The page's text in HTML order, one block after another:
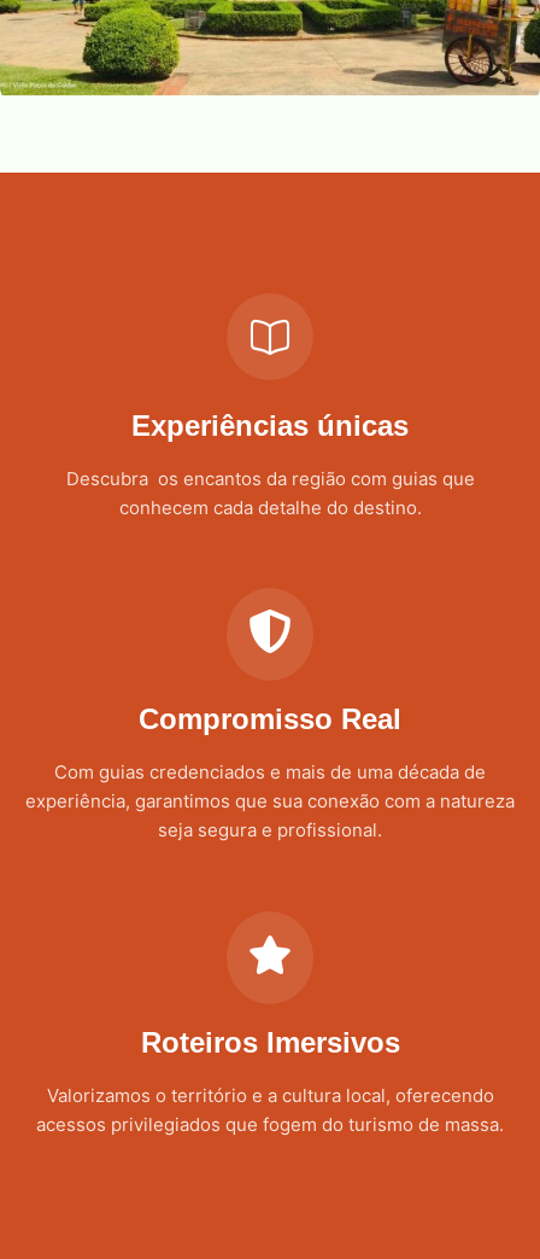
Experiências únicas
Descubra os encantos da região com guias que
conhecem cada detalhe do destino.
Compromisso Real
Com guias credenciados e mais de uma década de
experiência, garantimos que sua conexão com a natureza
seja segura e profissional.
Roteiros Imersivos
Valorizamos o território e a cultura local, oferecendo
acessos privilegiados que fogem do turismo de massa.